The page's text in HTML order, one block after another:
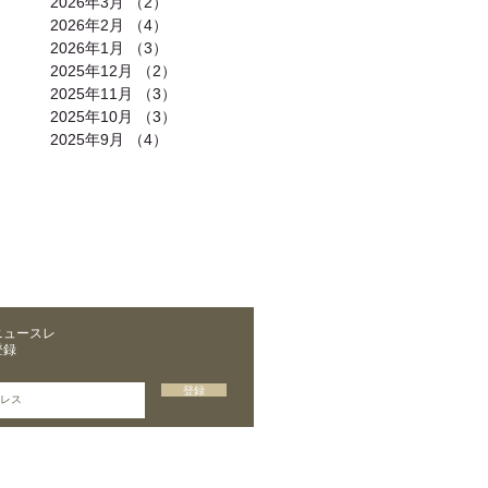
2026年2月
（4）
2026年1月
（3）
2025年12月
（2）
2025年11月
（3）
2025年10月
（3）
2025年9月
（4）
ースレ
録
登録